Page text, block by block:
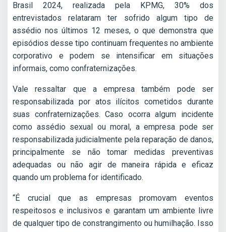
Brasil 2024, realizada pela KPMG, 30% dos
entrevistados relataram ter sofrido algum tipo de
assédio nos últimos 12 meses, o que demonstra que
episódios desse tipo continuam frequentes no ambiente
corporativo e podem se intensificar em situações
informais, como confraternizações.
Vale ressaltar que a empresa também pode ser
responsabilizada por atos ilícitos cometidos durante
suas confraternizações. Caso ocorra algum incidente
como assédio sexual ou moral, a empresa pode ser
responsabilizada judicialmente pela reparação de danos,
principalmente se não tomar medidas preventivas
adequadas ou não agir de maneira rápida e eficaz
quando um problema for identificado.
“É crucial que as empresas promovam eventos
respeitosos e inclusivos e garantam um ambiente livre
de qualquer tipo de constrangimento ou humilhação. Isso